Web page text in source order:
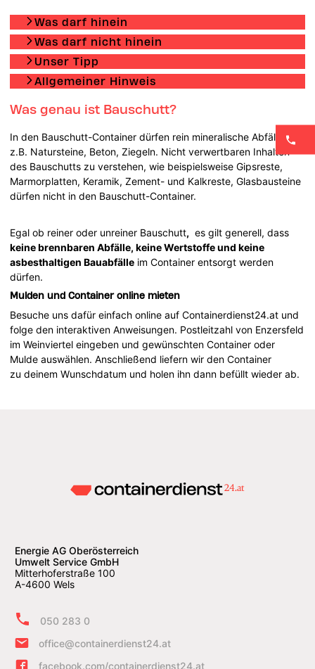
Was darf hinein
Was darf nicht hinein
Unser Tipp
Allgemeiner Hinweis
Was genau ist Bauschutt?
In den Bauschutt-Container dürfen rein mineralische Abfälle wie
z.B. Natursteine, Beton, Ziegeln. Nicht verwertbaren Inhalten
des Bauschutts zu verstehen, wie beispielsweise Gipsreste,
Marmorplatten, Keramik, Zement- und Kalkreste, Glasbausteine
dürfen nicht in den Bauschutt-Container.
Egal ob reiner oder unreiner Bauschutt, es gilt generell, dass
keine brennbaren Abfälle, keine Wertstoffe und keine
asbesthaltigen Bauabfälle im Container entsorgt werden
dürfen.
Mulden und Container online mieten
Besuche uns dafür einfach online auf Containerdienst24.at und
folge den interaktiven Anweisungen. Postleitzahl von Enzersfeld
im Weinviertel eingeben und gewünschten Container oder
Mulde auswählen. Anschließend liefern wir den Container
zu deinem Wunschdatum und holen ihn dann befüllt wieder ab.
Energie AG Oberösterreich
Umwelt Service GmbH
Mitterhoferstraße 100
A-4600 Wels
050 283 0
office@containerdienst24.at
facebook.com/containerdienst24.at